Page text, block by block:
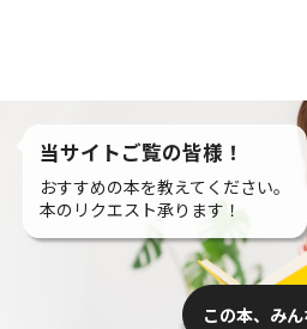
当サイトご覧の皆様！
おすすめの本を教えてください。
本のリクエスト承ります！
この本、み